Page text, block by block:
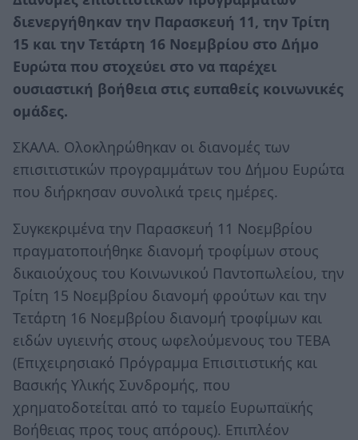
διενεργήθηκαν την Παρασκευή 11, την Τρίτη
15 και την Τετάρτη 16 Νοεμβρίου στο Δήμο
Ευρώτα που στοχεύει στο να παρέχει
ουσιαστική βοήθεια στις ευπαθείς κοινωνικές
ομάδες.
ΣΚΑΛΑ. Ολοκληρώθηκαν οι διανομές των
επισιτιστικών προγραμμάτων του Δήμου Ευρώτα
που διήρκησαν συνολικά τρεις ημέρες.
Συγκεκριμένα την Παρασκευή 11 Νοεμβρίου
πραγματοποιήθηκε διανομή τροφίμων στους
δικαιούχους του Κοινωνικού Παντοπωλείου, την
Τρίτη 15 Νοεμβρίου διανομή φρούτων και την
Τετάρτη 16 Νοεμβρίου διανομή τροφίμων και
ειδών υγιεινής στους ωφελούμενους του ΤΕΒΑ
(Επιχειρησιακό Πρόγραμμα Επισιτιστικής και
Βασικής Υλικής Συνδρομής, που
χρηματοδοτείται από το ταμείο Ευρωπαϊκής
Βοήθειας προς τους απόρους). Επιπλέον